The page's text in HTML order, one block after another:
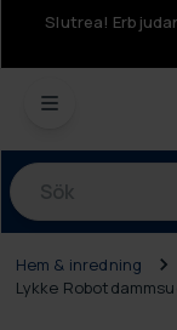
Slutrea!
Produkter
Hem & inredning
Lykke